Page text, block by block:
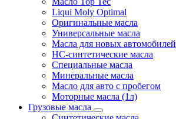
Liqui Moly Optimal
Оригинальные масла
Универсальные масла
Масла для новых автомобилей
HC-синтетические масла
Специальные масла
Минеральные масла
Масло для авто с пробегом
Моторные масла (1л)
Грузовые масла